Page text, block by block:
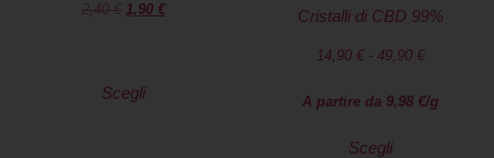
2,40€ 1,90 €
Scegli
Cristalli di CBD 99%
14,90 € - 49,90 €
A partire da 9,98 €/g
Scegli